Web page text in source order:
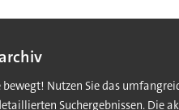
bewegt! Nutzen Sie das
Suchergebnissen. Die